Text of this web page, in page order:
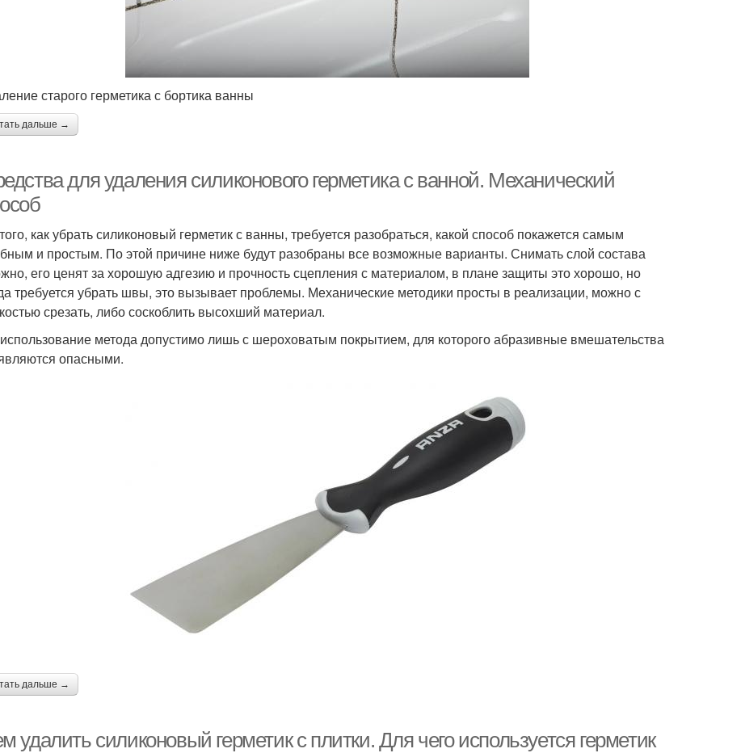
старого герметика с бортика ванны
дальше →
для удаления силиконового герметика с ванной. Механический
как убрать силиконовый герметик с ванны, требуется разобраться, какой способ покажется самым
и простым. По этой причине ниже будут разобраны все возможные варианты. Снимать слой состава
его ценят за хорошую адгезию и прочность сцепления с материалом, в плане защиты это хорошо, но
требуется убрать швы, это вызывает проблемы. Механические методики просты в реализации, можно с
срезать, либо соскоблить высохший материал.
метода допустимо лишь с шероховатым покрытием, для которого абразивные вмешательства
опасными.
дальше →
удалить силиконовый герметик с плитки. Для чего используется герметик